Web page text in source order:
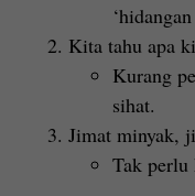
Kita tahu apa
Kurang
sihat.
Jimat minyak,
Tak perlu